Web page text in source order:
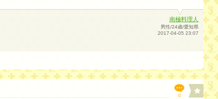
南極料理人
男性/24歳/愛知県
2017-04-05 23:07
0